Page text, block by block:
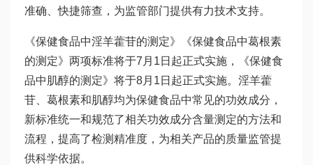
准确、快捷筛查，为监管部门提供有力技术支持。
《保健食品中淫羊藿苷的测定》《保健食品中葛根素
的测定》两项标准将于7月1日起正式实施，《保健食
品中肌醇的测定》将于8月1日起正式实施。淫羊藿
苷、葛根素和肌醇均为保健食品中常见的功效成分，
新标准统一和规范了相关功效成分含量测定的方法和
流程，提高了检测精准度，为相关产品的质量监管提
供科学依据。